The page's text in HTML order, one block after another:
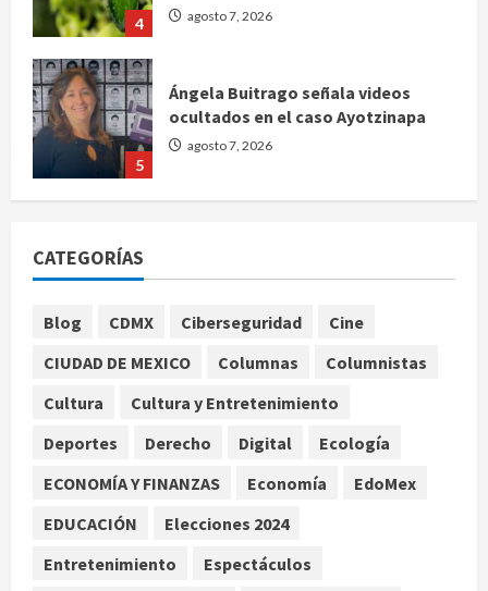
4 agosto 7, 2026
5
Ángela Buitrago señala videos
ocultados en el caso Ayotzinapa
agosto 7, 2026
Colombia despide al gobierno de
promesas de cambio
agosto 7, 2026
institucional en Brasil, Guinea
Ecuatorial, Angola y EE.UU.
CATEGORÍAS
Blog CDMX Ciberseguridad
Cine
CIUDAD DE MEXICO
Columnas
Columnistas
Cultura
Cultura y Entretenimiento
Deportes
Derecho Digital
Ecología
ECONOMÍA Y FINANZAS
Economía
EdoMex
EDUCACIÓN
Elecciones 2024
Entretenimiento
Espectáculos